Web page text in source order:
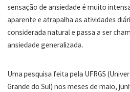
sensação de ansiedade é muito
aparente e atrapalha as atividades
considerada natural e passa a ser
ansiedade generalizada.
Uma pesquisa feita pela UFRGS
Grande do Sul) nos meses de maio,